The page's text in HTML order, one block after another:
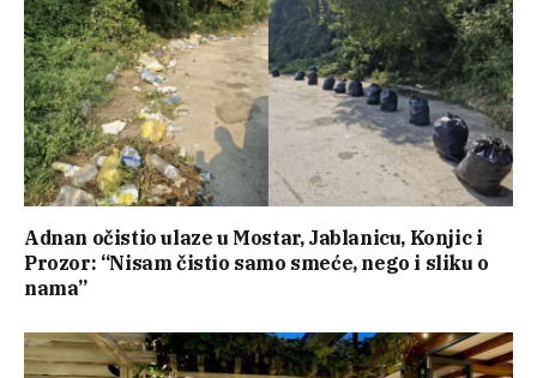
Adnan očistio ulaze u Mostar, Jablanicu, Konjic i
Prozor: “Nisam čistio samo smeće, nego i sliku o
nama”